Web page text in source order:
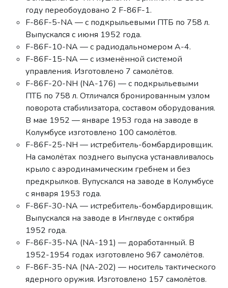
году переобоудовано 2 F-86F-1.
F-86F-5-NA — с подкрыльевыми ПТБ по 758 л.
Выпускался с июня 1952 года.
F-86F-10-NA — с радиодальномером A-4.
F-86F-15-NA — с изменённой системой
управления. Изготовлено 7 самолётов.
F-86F-20-NH (NA-176) — с подкрыльевыми
ПТБ по 758 л. Отличался бронированным узлом
поворота стабилизатора, составом оборудования.
В мае 1952 — январе 1953 года на заводе в
Колумбусе изготовлено 100 самолётов.
F-86F-25-NH — истребитель-бомбардировщик.
На самолётах позднего выпуска устанавливалось
крыло с аэродинамическим гребнем и без
предкрылков. Вупускался на заводе в Колумбусе
с января 1953 года.
F-86F-30-NA — истребитель-бомбардировщик.
Выпускался на заводе в Инглвуде с октября
1952 года.
F-86F-35-NA (NA-191) — доработанный. В
1952-1954 годах изготовлено 967 самолётов.
F-86F-35-NA (NA-202) — носитель тактического
ядерного оружия. Изготовлено 157 самолётов.